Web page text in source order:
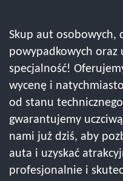
Skup aut osobowych,
powypadkowych oraz
specjalność!
wycenę i
od stanu
gwarantujemy
nami już dziś, aby
auta i uzyskać
profesjonalnie i